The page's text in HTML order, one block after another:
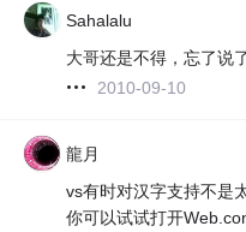
Sahalalu
大哥还是不得，忘了说
2010-09-10
龍月
vs有时对汉字支持不是
你可以试试打开